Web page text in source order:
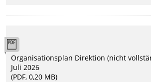
Organisationsplan Direktion (nicht
Juli 2026
(PDF, 0,20 MB)